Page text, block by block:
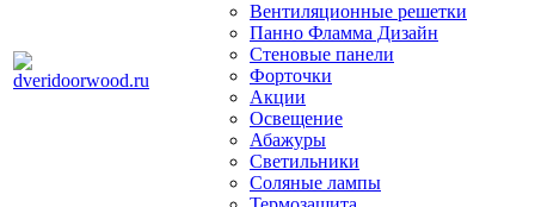
Вентиляционные решетки
Панно Фламма Дизайн
Стеновые панели
Форточки
Акции
Освещение
Абажуры
Светильники
Соляные лампы